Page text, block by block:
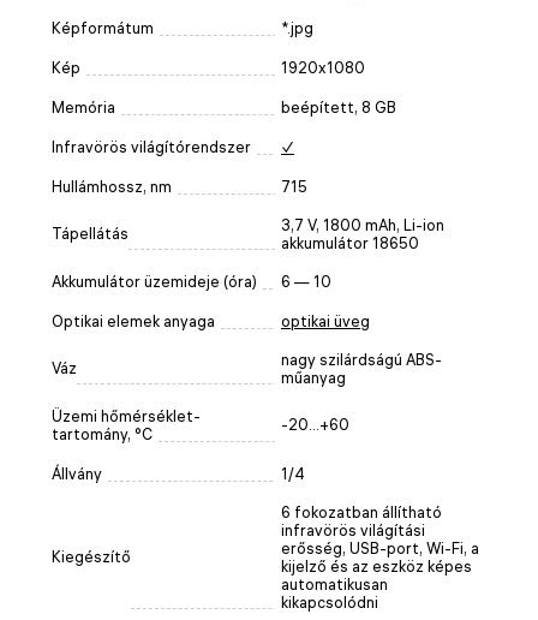
Képformátum *.jpg
Kép 1920x1080
Memória beépített, 8 GB
Infravörös világítórendszer ✓
Hullámhossz, nm 715
Tápellátás
3,7 V, 1800 mAh, Li-ion
akkumulátor 18650
Akkumulátor üzemideje (óra) 6 — 10
Optikai elemek anyaga optikai üveg
Váz
nagy szilárdságú ABS-
műanyag
Üzemi hőmérséklet-
tartomány, °C
-20...+60
Állvány 1/4
Kiegészítő
6 fokozatban állítható
infravörös világítási
erősség, USB-port, Wi-Fi, a
kijelző és az eszköz képes
automatikusan
kikapcsolódni